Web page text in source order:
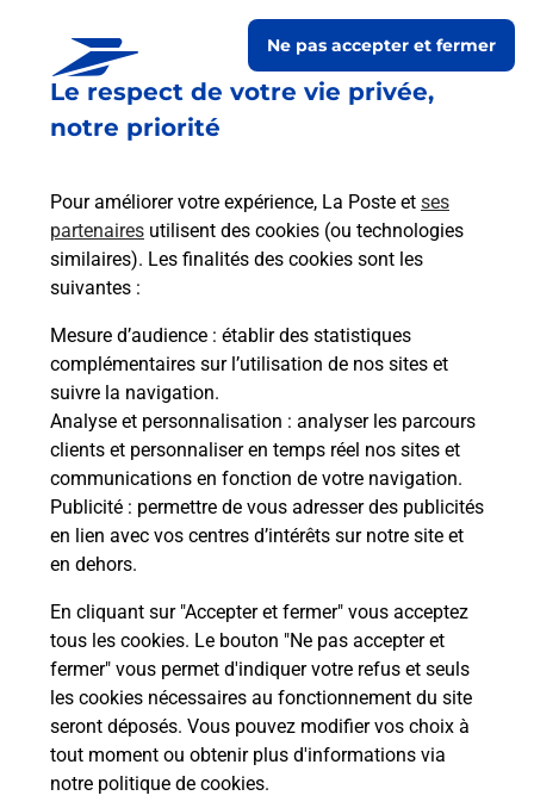
Le respect de votre vie privée,
notre priorité
Pour améliorer votre expérience, La Poste et ses
partenaires utilisent des cookies (ou technologies
similaires). Les finalités des cookies sont les
suivantes :
Mesure d’audience : établir des statistiques
complémentaires sur l’utilisation de nos sites et
suivre la navigation.
Analyse et personnalisation : analyser les parcours
clients et personnaliser en temps réel nos sites et
communications en fonction de votre navigation.
Publicité : permettre de vous adresser des publicités
en lien avec vos centres d’intérêts sur notre site et
en dehors.
En cliquant sur "Accepter et fermer" vous acceptez
tous les cookies. Le bouton "Ne pas accepter et
fermer" vous permet d'indiquer votre refus et seuls
les cookies nécessaires au fonctionnement du site
seront déposés. Vous pouvez modifier vos choix à
tout moment ou obtenir plus d'informations via
notre politique de cookies.
Ne pas accepter et fermer
Est-il possible d’acheter un
emballage directement depuis un
Comment demander une
modification de livraison ?
Comment La Poste participe-t-elle
à votre sécurité au quotidien ?
Puis-je passer mon code de la route
avec La Poste et sous quelles
conditions ?
Localiser Liste Aveyron BERTHOLENE